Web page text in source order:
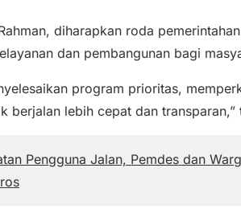
diharapkan roda
dan pembangunan bagi
program prioritas,
berjalan lebih cepat dan transparan,”
Pengguna Jalan, Pemdes dan